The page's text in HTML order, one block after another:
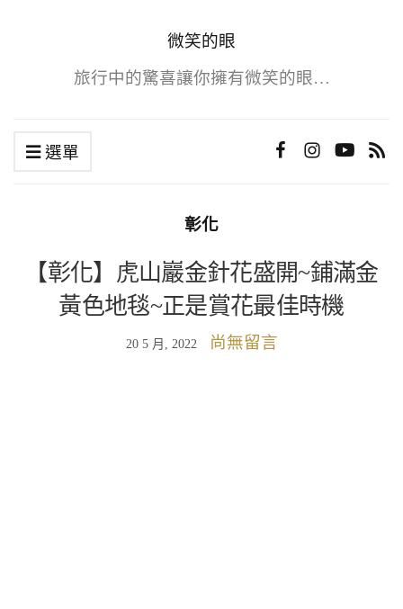
微笑的眼
旅行中的驚喜讓你擁有微笑的眼…
選單
彰化
【彰化】虎山巖金針花盛開~鋪滿金
黃色地毯~正是賞花最佳時機
20 5 月, 2022 尚無留言